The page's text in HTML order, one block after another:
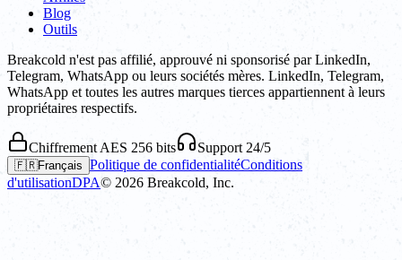
Blog
Outils
Breakcold n'est pas affilié, approuvé ni sponsorisé par LinkedIn,
Telegram, WhatsApp ou leurs sociétés mères. LinkedIn, Telegram,
WhatsApp et toutes les autres marques tierces appartiennent à leurs
propriétaires respectifs.
Chiffrement AES 256 bits Support 24/5
🇫🇷Français Politique de confidentialitéConditions
d'utilisationDPA© 2026 Breakcold, Inc.